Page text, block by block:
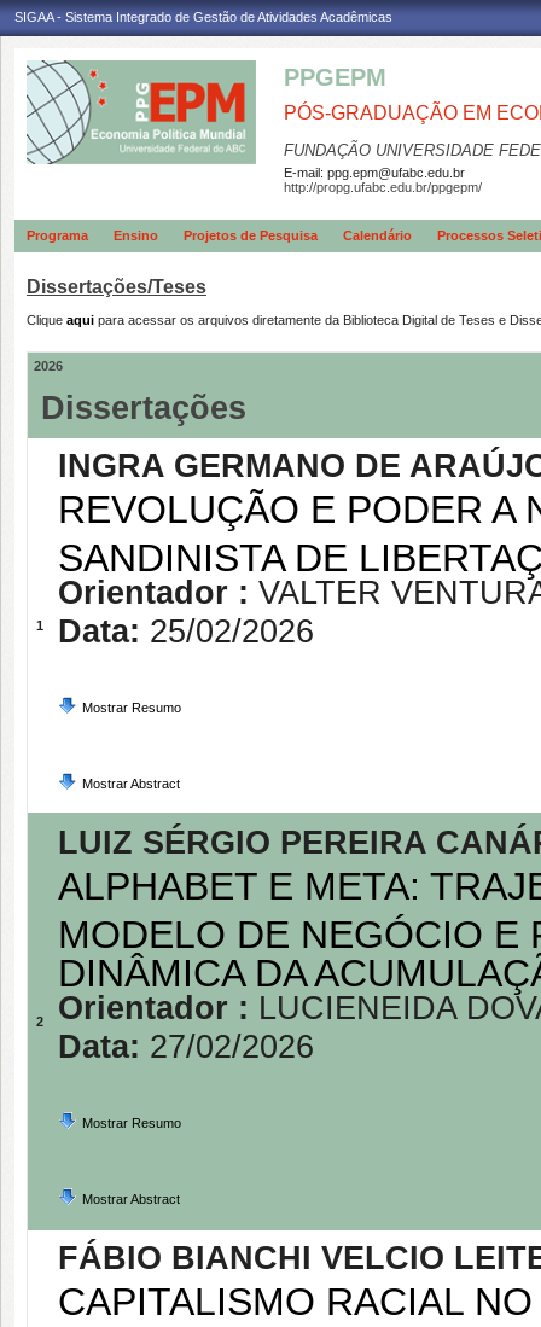
SIGAA - Sistema Integrado de Gestão de Atividades Acadêmicas
PPGEPM
PÓS-GRADUAÇÃO EM
FUNDAÇÃO UNIVERSIDADE
E-mail: ppg.epm@ufabc.edu.br
http://propg.ufabc.edu.br/ppgepm/
Programa Ensino Projetos de Pesquisa Calendário Processos
Dissertações/Teses
Clique aqui para acessar os arquivos diretamente da Biblioteca Digital de Teses e
2026
Dissertações
1
INGRA GERMANO DE
REVOLUÇÃO E PODER A
SANDINISTA DE
Orientador : VALTER
Data: 25/02/2026
Mostrar Resumo
Mostrar Abstract
2
LUIZ SÉRGIO PEREIRA
ALPHABET E META:
MODELO DE NEGÓCIO E
DINÂMICA DA
Orientador : LUCIENEIDA
Data: 27/02/2026
Mostrar Resumo
Mostrar Abstract
FÁBIO BIANCHI VELCIO
CAPITALISMO RACIAL